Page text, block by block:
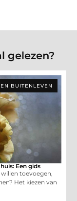
gelezen?
BUITENLEVEN
Een gids
toevoegen,
Het kiezen van